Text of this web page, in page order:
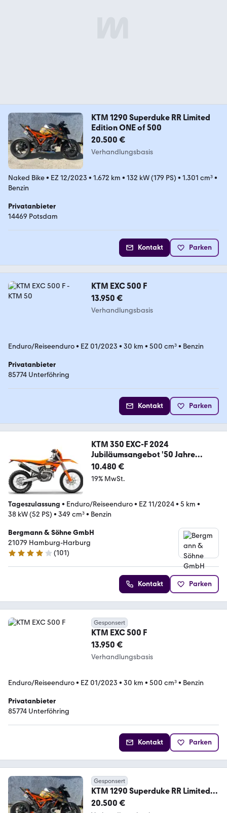
KTM 1290 Superduke RR Limited
Edition ONE of 500
20.500 €
Verhandlungsbasis
Naked Bike• EZ 12/2023 • 1.672 km • 132 kW (179 PS) • 1.301 cm³•
Benzin
Privatanbieter
14469 Potsdam
Kontakt Parken
KTM EXC 500 F
13.950 €
Verhandlungsbasis
Enduro/Reiseenduro• EZ 01/2023 • 30 km • 500 cm³• Benzin
Privatanbieter
85774 Unterföhring
Kontakt Parken
KTM 350 EXC-F 2024
Jubiläumsangebot '50 Jahre
Bergma
10.480 €
19% MwSt.
Tageszulassung • Enduro/Reiseenduro• EZ 11/2024• 5 km •
38 kW (52 PS) • 349 cm³• Benzin
Bergmann & Söhne GmbH
21079 Hamburg-Harburg
3.9 Sterne
(101)
Kontakt Parken
Gesponsert
KTM EXC 500 F
13.950 €
Verhandlungsbasis
Enduro/Reiseenduro• EZ 01/2023 • 30 km • 500 cm³• Benzin
Privatanbieter
85774 Unterföhring
Kontakt Parken
Gesponsert
KTM 1290 Superduke RR Limited
Edition ONE of 500
20.500 €